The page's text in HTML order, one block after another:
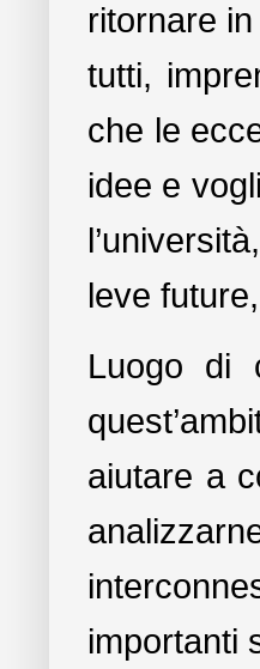
ritornare
tutti,
che le
idee e
leve
Luogo di
aiutare a
importanti